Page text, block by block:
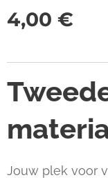
4,00 €
Jouw plek voor